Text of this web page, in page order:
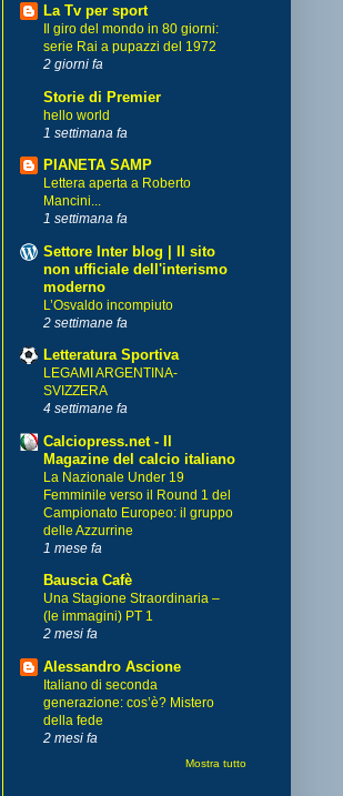
La Tv per sport
Il giro del mondo in 80 giorni:
serie Rai a pupazzi del 1972
2 giorni fa
Storie di Premier
hello world
1 settimana fa
PIANETA SAMP
Lettera aperta a Roberto
Mancini...
1 settimana fa
Settore Inter blog | Il sito
non ufficiale dell'interismo
moderno
L’Osvaldo incompiuto
2 settimane fa
Letteratura Sportiva
LEGAMI ARGENTINA-
SVIZZERA
4 settimane fa
Calciopress.net - Il
Magazine del calcio italiano
La Nazionale Under 19
Femminile verso il Round 1 del
Campionato Europeo: il gruppo
delle Azzurrine
1 mese fa
Bauscia Cafè
Una Stagione Straordinaria –
(le immagini) PT 1
2 mesi fa
Alessandro Ascione
Italiano di seconda
generazione: cos’è? Mistero
della fede
2 mesi fa
Mostra tutto